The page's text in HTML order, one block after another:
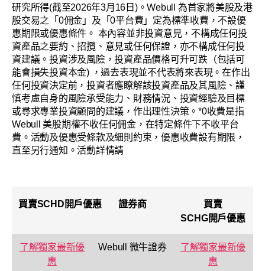
研究所得(截至2026年3月16日)。Webull 為首家將美股及港
股交易之「0佣金」及「0平台費」定為標準收費，不設優
惠期限或優惠條件。 本內容並非投資意見，不構成任何投
資產品之要約、招攬、意見或任何保證，亦不構成任何投
資建議。投資涉及風險，投資產品價格可升可跌（包括可
能會損失投資本金) ，過去表現並不代表將來表現。在作出
任何投資決定前，投資者應瞭解該投資產品及其風險、謹
慎考慮自身的風險承受能力、財務情況、投資經驗及目標
或尋求專業投資顧問的建議，作出理性決策。*0收費是指
Webull 美股期權不收任何佣金，在特定條件下不收平台
費。活動及優惠受條款及細則約束，優惠收費設有期限，
直至另行通知。活動詳情請
買賣SCHD 開戶優惠 證券商
買賣
SCHG開戶優惠
了解獨家最新優
惠
Webull 微牛證券
了解獨家最新優
惠